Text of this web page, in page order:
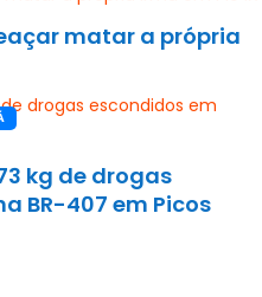
matar a própria
kg de drogas
BR-407 em Picos